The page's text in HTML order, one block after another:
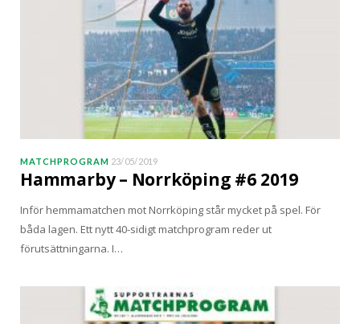
MATCHPROGRAM 23/05/2019
Hammarby – Norrköping #6 2019
Inför hemmamatchen mot Norrköping står mycket på spel. För
båda lagen. Ett nytt 40-sidigt matchprogram reder ut
förutsättningarna. I…